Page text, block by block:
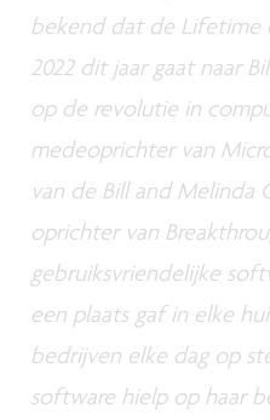
bekend dat de Lifetime
2022 dit jaar gaat naar
op de revolutie in
medeoprichter van
van de Bill and Melinda
oprichter van
gebruiksvriendelijke
een plaats gaf in elke
bedrijven elke dag op
software hielp op haar